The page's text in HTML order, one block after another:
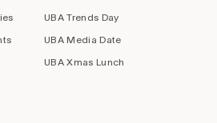
UBA Trends Day
UBA Media Date
UBA Xmas Lunch